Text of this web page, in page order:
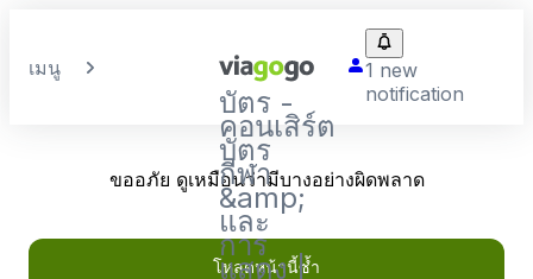
เมนู
บัตร -
คอนเสิร์ต
บัตร
กีฬา
&amp;
และ
การ
แสดง |
1 new
notification
ขออภัย ดูเหมือนว่ามีบางอย่างผิดพลาด
โหลดหน้านี้ซ้ำ